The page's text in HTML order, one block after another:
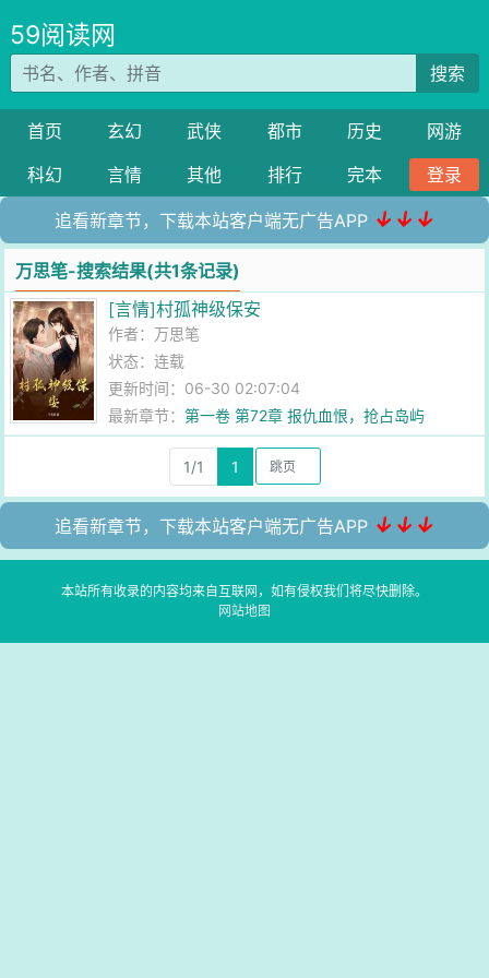
59阅读网
搜索
首页 玄幻 武侠 都市 历史
网游
科幻
言情 其他 排行 完本 登录
追看新章节，下载本站客户端无广告APP ↓↓↓
万思笔-搜索结果(共1条记录)
[言情]村孤神级保安
作者： 万思笔
状态：连载
更新时间：06-30 02:07:04
最新章节：第一卷 第72章 报仇血恨，抢占岛屿
1/1 1
追看新章节，下载本站客户端无广告APP ↓↓↓
本站所有收录的内容均来自互联网，如有侵权我们将尽快删除。
网站地图